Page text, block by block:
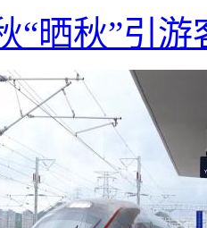
“晒秋”引游